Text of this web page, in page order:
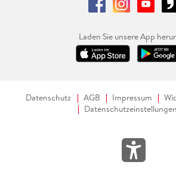
Laden Sie unsere App
Datenschutz AGB Impressum
Datenschutzeinstellungen